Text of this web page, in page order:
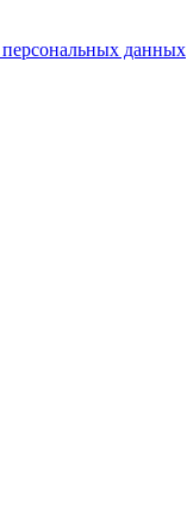
персональных данных